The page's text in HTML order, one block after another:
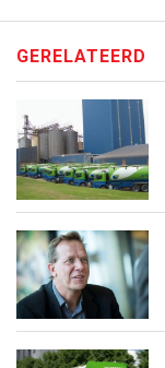
GERELATEERD